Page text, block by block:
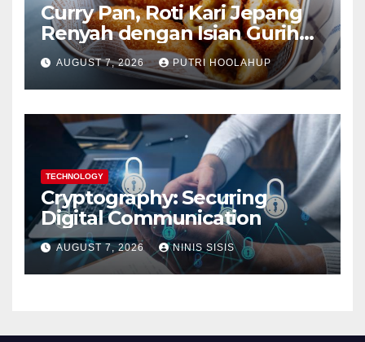
Curry Pan, Roti Kari Jepang
Renyah dengan Isian Gurih
Menggoda
AUGUST 7, 2026 PUTRI HOOLAHUP
TECHNOLOGY
Cryptography: Securing
Digital Communication
AUGUST 7, 2026 NINIS SISIS